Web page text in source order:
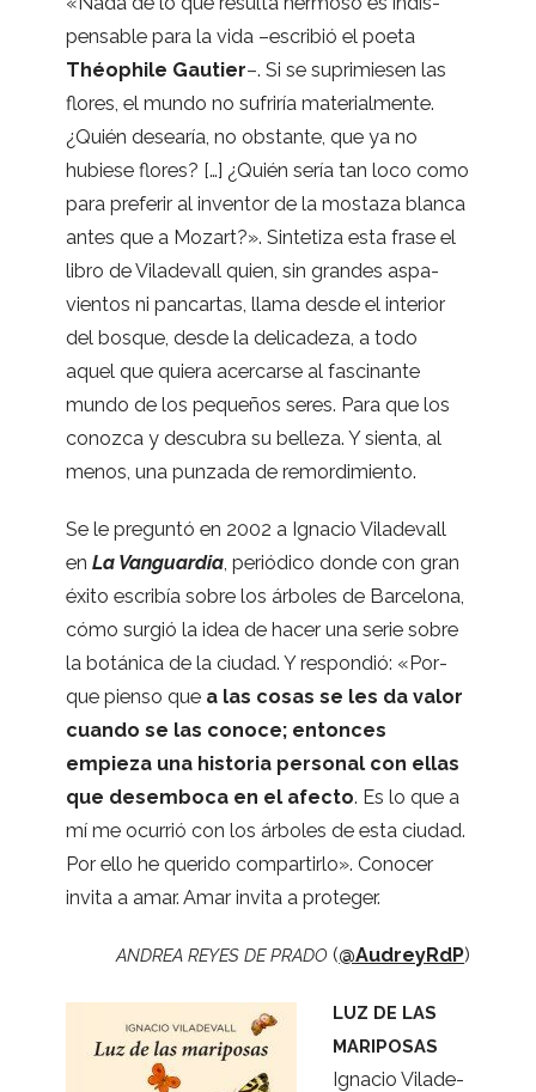
pen­sa­ble para la vida –escri­bió el poeta
Théop­hile Gau­tier–. Si se supri­mie­sen las
flo­res, el mundo no sufri­ría mate­rial­mente.
¿Quién desea­ría, no obs­tante, que ya no
hubiese flo­res? […] ¿Quién sería tan loco como
para pre­fe­rir al inven­tor de la mos­taza blanca
antes que a Mozart?». Sin­te­tiza esta frase el
libro de Vila­de­vall quien, sin gran­des aspa­
vien­tos ni pan­car­tas, llama desde el inte­rior
del bos­que, desde la deli­ca­deza, a todo
aquel que quiera acer­carse al fas­ci­nante
mundo de los peque­ños seres. Para que los
conozca y des­cu­bra su belleza. Y sienta, al
menos, una pun­zada de remordimiento.
Se le pre­guntó en 2002 a Igna­cio Vila­de­vall
en La Van­guar­dia, perió­dico donde con gran
éxito escri­bía sobre los árbo­les de Bar­ce­lona,
cómo sur­gió la idea de hacer una serie sobre
la botá­nica de la ciu­dad. Y res­pon­dió: «Por­
que pienso que a las cosas se les da valor
cuando se las conoce; enton­ces
empieza una his­to­ria per­so­nal con ellas
que desem­boca en el afecto. Es lo que a
mí me ocu­rrió con los árbo­les de esta ciu­dad.
Por ello he que­rido com­par­tirlo». Cono­cer
invita a amar. Amar invita a proteger.
ANDREA REYES DE PRADO (@AudreyRdP)
LUZ DE LAS
MARIPOSAS
Igna­cio Vila­de­